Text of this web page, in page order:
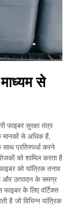
से
फाइबर सुरक्षा तंत्र
मानकों से अधिक हैं,
प्रतिस्पर्धा करने
को शामिल करता है
को यांत्रिक तनाव
और उत्पादन के समग्र
के लिए वॉर्टेक्स
है जो विभिन्न यांत्रिक